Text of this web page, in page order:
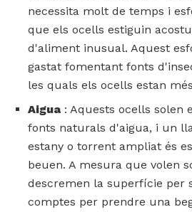
necessita molt de temps i
que els ocells estiguin
d'aliment inusual. Aquest
gastat fomentant fonts
les quals els ocells estan
Aigua: Aquests ocells solen
fonts naturals d'aigua, i un
estany o torrent ampliat és
beuen. A mesura que volen
descremen la superfície per
comptes per prendre una